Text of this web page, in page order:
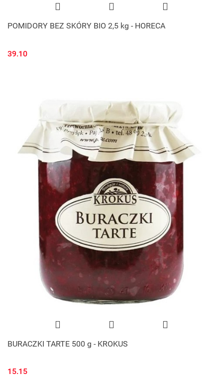
POMIDORY BEZ SKÓRY BIO 2,5 kg - HORECA
39.10
BURACZKI TARTE 500 g - KROKUS
15.15